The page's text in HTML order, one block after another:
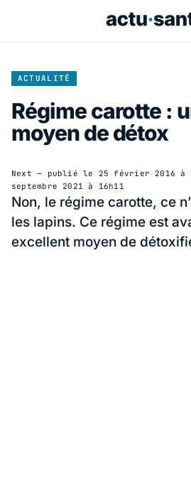
ACTUALITÉ
Régime carotte :
moyen de détox
Next — publié le 25 février 2016 à
septembre 2021 à 16h11
Non, le régime carotte, ce
les lapins. Ce régime est
excellent moyen de